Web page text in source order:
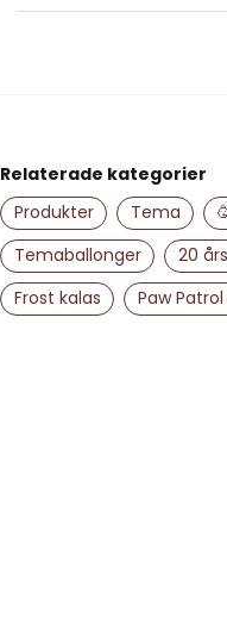
Ja, ni får
Relaterade kategorier
Produkter
Tema
Temaballonger
20
Frost kalas
Paw Patrol